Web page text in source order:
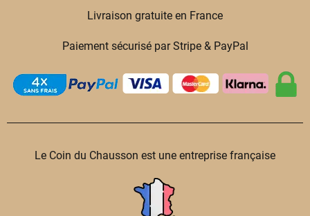
Livraison gratuite en France
Paiement sécurisé par Stripe & PayPal
Le Coin du Chausson est une entreprise française